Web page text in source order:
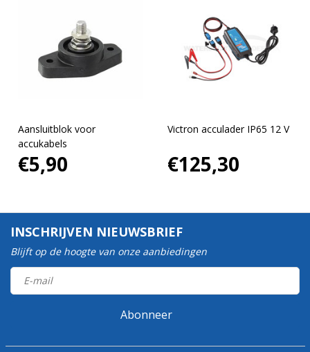
Aansluitblok voor
accukabels
€5,90
Victron acculader IP65 12 V
€125,30
INSCHRIJVEN NIEUWSBRIEF
Blijft op de hoogte van onze aanbiedingen
Abonneer